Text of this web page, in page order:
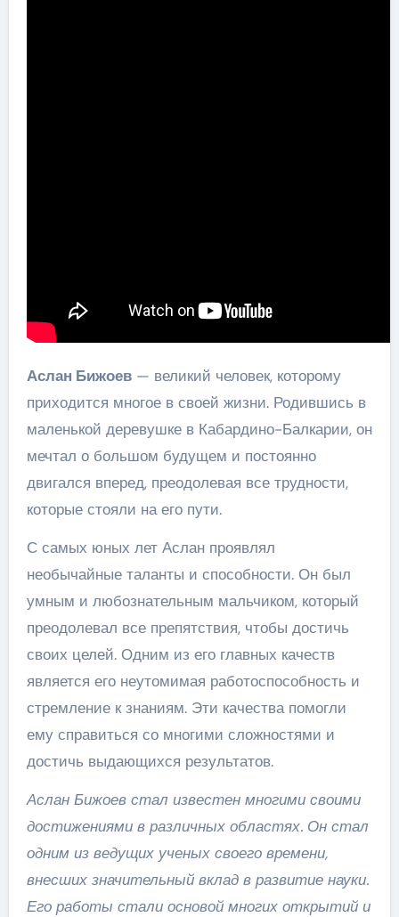
Аслан Бижоев— великий человек, которому
приходится многое в своей жизни. Родившись в
маленькой деревушке в Кабардино-Балкарии, он
мечтал о большом будущем и постоянно
двигался вперед, преодолевая все трудности,
которые стояли на его пути.
С самых юных лет Аслан проявлял
необычайные таланты и способности. Он был
умным и любознательным мальчиком, который
преодолевал все препятствия, чтобы достичь
своих целей. Одним из его главных качеств
является его неутомимая работоспособность и
стремление к знаниям. Эти качества помогли
ему справиться со многими сложностями и
достичь выдающихся результатов.
Аслан Бижоев стал известен многими своими
достижениями в различных областях. Он стал
одним из ведущих ученых своего времени,
внесших значительный вклад в развитие науки.
Его работы стали основой многих открытий и